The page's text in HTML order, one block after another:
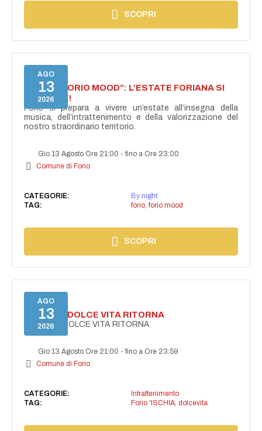
SCOPRI
AGO
13
2026
NASCE “FORIO MOOD”: L’ESTATE FORIANA SI
ACCENDE!
Forio si prepara a vivere un’estate all’insegna della
musica, dell’intrattenimento e della valorizzazione del
nostro straordinario territorio.
Gio 13 Agosto Ore 21:00 -fino a Ore 23:00
Comune di Forio
CATEGORIE:
By night
TAG:
forio, forio mood
SCOPRI
AGO
13
2026
FORIO LA DOLCE VITA RITORNA
FORIO LA DOLCE VITA RITORNA
Gio 13 Agosto Ore 21:00 -fino a Ore 23:59
Comune di Forio
CATEGORIE:
Intrattenimento
TAG:
Forio 'ISCHIA, dolcevita